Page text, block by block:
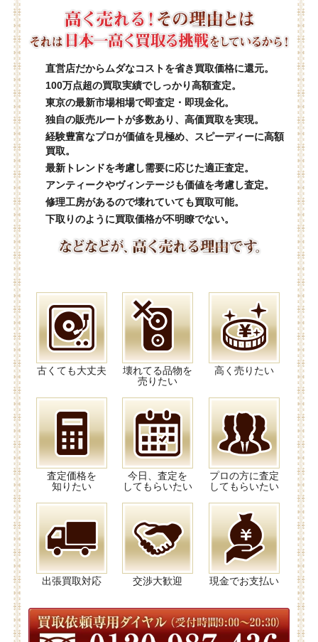
直営店だからムダなコストを省き買取価格に還元。
100万点超の買取実績でしっかり高額査定。
東京の最新市場相場で即査定・即現金化。
独自の販売ルートが多数あり、高価買取を実現。
経験豊富なプロが価値を見極め、スピーディーに高額
買取。
最新トレンドを考慮し需要に応じた適正査定。
アンティークやヴィンテージも価値を考慮し査定。
修理工房があるので壊れていても買取可能。
下取りのように買取価格が不明瞭でない。
古くても大丈夫
壊れてる品物を
売りたい
高く売りたい
査定価格を
知りたい
今日、査定を
してもらいたい
プロの方に査定
してもらいたい
出張買取対応 交渉大歓迎 現金でお支払い